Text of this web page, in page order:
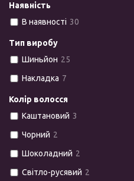
Наявність
В наявності 30
Тип виробу
Шиньйон 25
Накладка 7
Колір волосся
Каштановий 3
Чорний 2
Шоколадний 2
Світло-русявий 2